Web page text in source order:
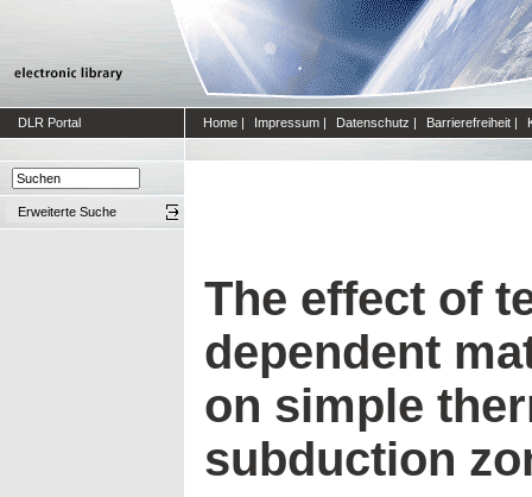
DLR Portal Home | Impressum | Datenschutz | Barrierefreiheit |
Erweiterte Suche
The effect of
dependent
on simple
subduction